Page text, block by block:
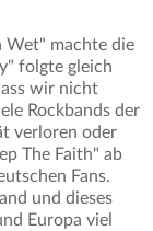
Wet" machte die
folgte gleich
wir nicht
Rockbands der
verloren oder
The Faith" ab
Fans.
und dieses
Europa viel